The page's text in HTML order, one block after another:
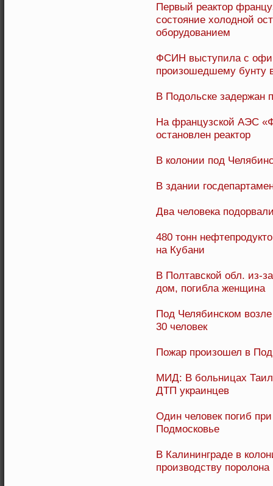
Первый реактор
состояние холодной
оборудованием
ФСИН выступила с
произошедшему бунту
В Подольске задержан
На французской АЭС
остановлен реактор
В колонии под
В здании
Два человека
480 тонн
на Кубани
В Полтавской обл. из-
дом, погибла женщина
Под Челябинском
30 человек
Пожар произошел в
МИД: В больницах
ДТП украинцев
Один человек погиб
Подмосковье
В Калининграде в
производству поролона